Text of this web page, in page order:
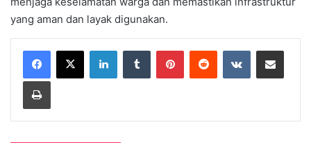
yang aman dan layak digunakan.